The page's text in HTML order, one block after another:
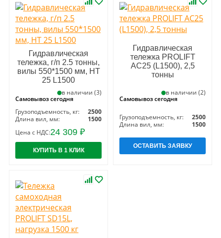
Гидравлическая
тележка, г/п 2.5 тонны,
вилы 550*1500 мм, HT
25 L1500
в наличии (3)
Самовывоз сегодня
Грузоподъемность, кг:
2500
Длина вил, мм:
1500
Цена с НДС:24 309 ₽
КУПИТЬ В 1 КЛИК
Гидравлическая
тележка PROLIFT
AC25 (L1500), 2,5
тонны
в наличии (2)
Самовывоз сегодня
Грузоподъемность, кг:
2500
Длина вил, мм:
1500
ОСТАВИТЬ ЗАЯВКУ